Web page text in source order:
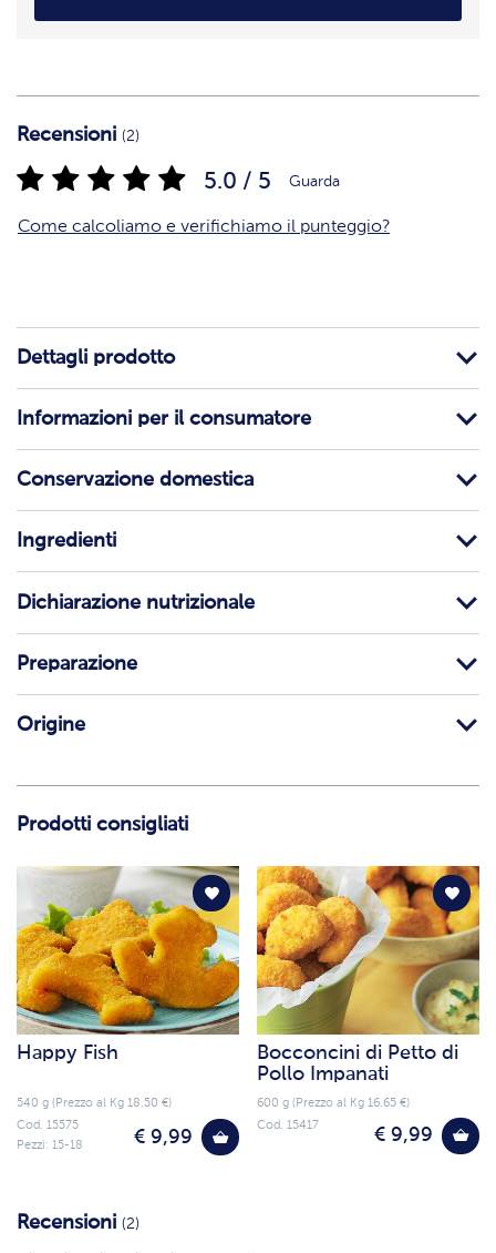
Recensioni (2)
5.0 / 5 Guarda
Come calcoliamo e verifichiamo il punteggio?
Dettagli prodotto
Informazioni per il consumatore
Conservazione domestica
Ingredienti
Dichiarazione nutrizionale
Preparazione
Origine
Prodotti consigliati
Happy Fish
540 g (Prezzo al Kg 18.50 €)
€ 9,99
Cod. 15575
Pezzi: 15-18
Bocconcini di Petto di
Pollo Impanati
600 g (Prezzo al Kg 16.65 €)
€ 9,99
Cod. 15417
Recensioni (2)